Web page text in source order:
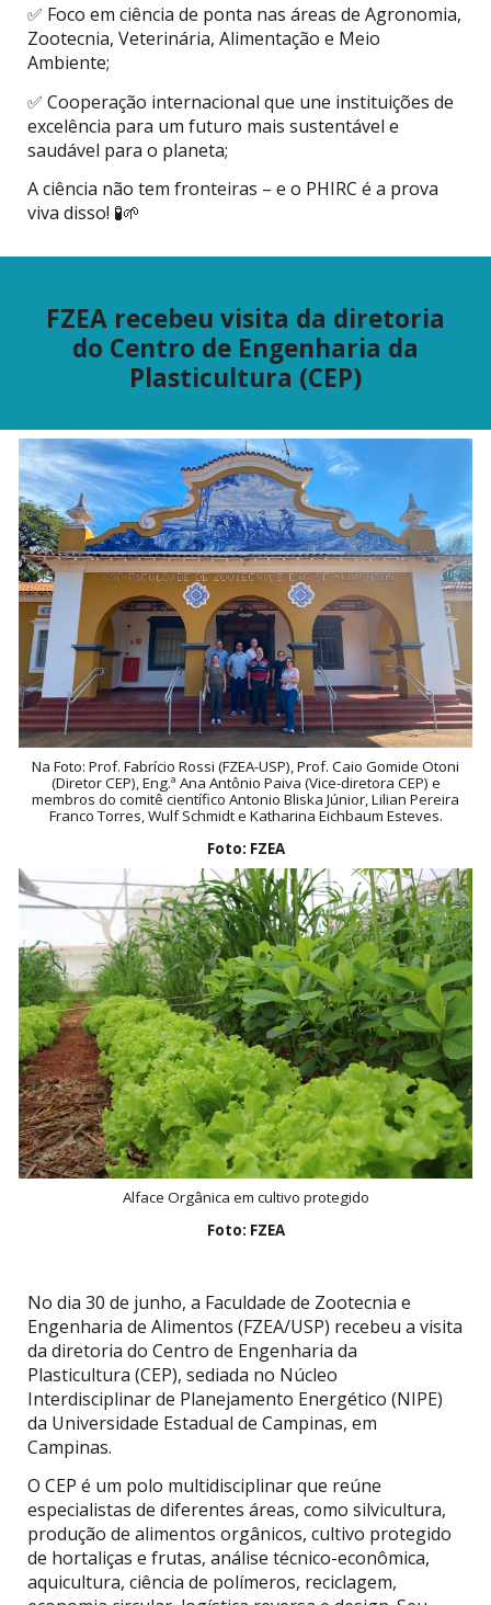
✅ Foco em ciência de ponta nas áreas de Agronomia,
Zootecnia, Veterinária, Alimentação e Meio
Ambiente;
✅ Cooperação internacional que une instituições de
excelência para um futuro mais sustentável e
saudável para o planeta;
A ciência não tem fronteiras – e o PHIRC é a prova
viva disso! 🧪🌱
FZEA recebeu visita da diretoria
do Centro de Engenharia da
Plasticultura (CEP)
Na Foto: Prof. Fabrício Rossi (FZEA-USP), Prof. Caio Gomide Otoni
(Diretor CEP), Eng.ª Ana Antônio Paiva (Vice-diretora CEP) e
membros do comitê científico Antonio Bliska Júnior, Lilian Pereira
Franco Torres, Wulf Schmidt e Katharina Eichbaum Esteves.
Foto: FZEA
Alface Orgânica em cultivo protegido
Foto: FZEA
No dia 30 de junho, a Faculdade de Zootecnia e
Engenharia de Alimentos (FZEA/USP) recebeu a visita
da diretoria do Centro de Engenharia da
Plasticultura (CEP), sediada no Núcleo
Interdisciplinar de Planejamento Energético (NIPE)
da Universidade Estadual de Campinas, em
Campinas.
O CEP é um polo multidisciplinar que reúne
especialistas de diferentes áreas, como silvicultura,
produção de alimentos orgânicos, cultivo protegido
de hortaliças e frutas, análise técnico-econômica,
aquicultura, ciência de polímeros, reciclagem,